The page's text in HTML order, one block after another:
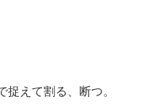
捉えて割る、断つ。